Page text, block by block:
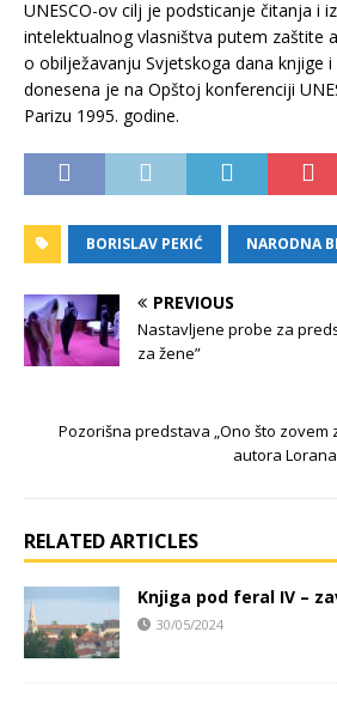
UNESCO-ov cilj je podsticanje čitanja i
intelektualnog vlasništva putem zaštite
o obilježavanju Svjetskoga dana knjige
donesena je na Opštoj konferenciji
Parizu 1995. godine.
BORISLAV PEKIĆ NARODNA
PREVIOUS
Nastavljene probe za
za žene”
Pozorišna predstava „Ono što zovem
autora
RELATED ARTICLES
Knjiga pod feral IV –
30/05/2024